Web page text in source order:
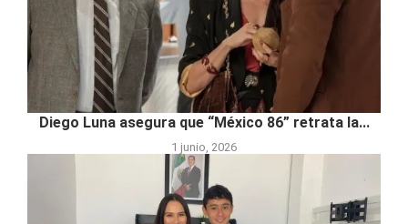
Diego Luna asegura que “México 86” retrata la...
1 junio, 2026